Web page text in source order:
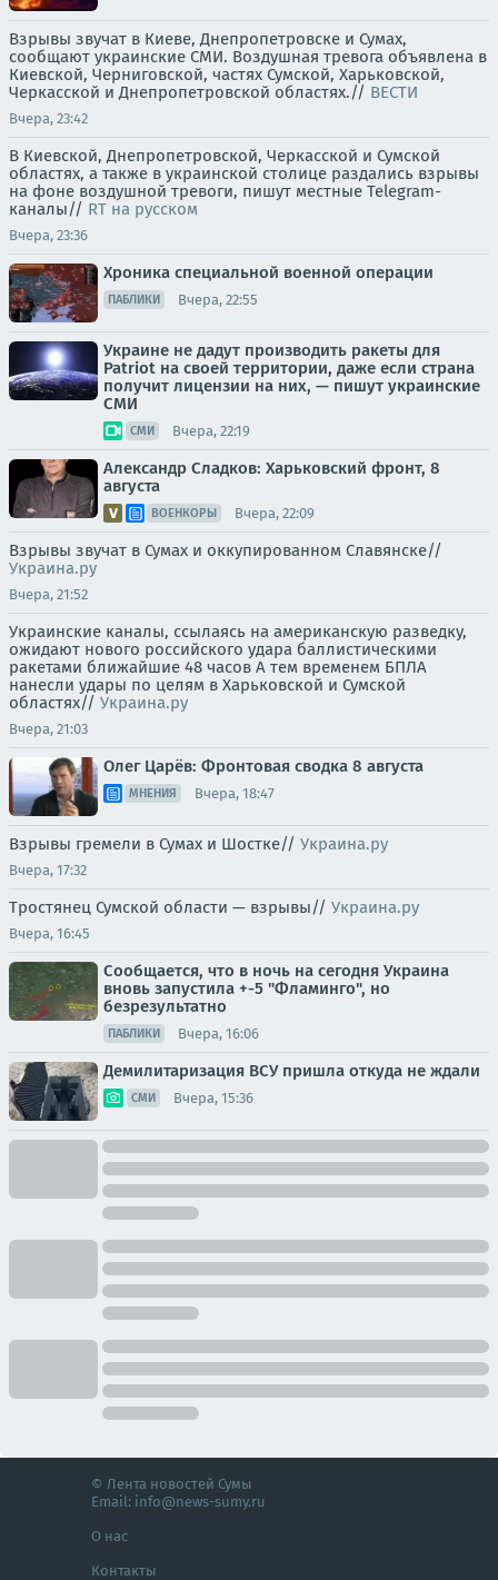
Взрывы звучат в Киеве, Днепропетровске и Сумах,
сообщают украинские СМИ. Воздушная тревога объявлена в
Киевской, Черниговской, частях Сумской, Харьковской,
Черкасской и Днепропетровской областях.// ВЕСТИ
Вчера, 23:42
В Киевской, Днепропетровской, Черкасской и Сумской
областях, а также в украинской столице раздались взрывы
на фоне воздушной тревоги, пишут местные Telegram-
каналы// RT на русском
Вчера, 23:36
Хроника специальной военной операции
ПАБЛИКИ Вчера, 22:55
Украине не дадут производить ракеты для
Patriot на своей территории, даже если страна
получит лицензии на них, — пишут украинские
СМИ
СМИ Вчера, 22:19
Александр Сладков: Харьковский фронт, 8
августа
ВОЕНКОРЫ Вчера, 22:09
Взрывы звучат в Сумах и оккупированном Славянске//
Украина.ру
Вчера, 21:52
Украинские каналы, ссылаясь на американскую разведку,
ожидают нового российского удара баллистическими
ракетами ближайшие 48 часов А тем временем БПЛА
нанесли удары по целям в Харьковской и Сумской
областях// Украина.ру
Вчера, 21:03
Олег Царёв: Фронтовая сводка 8 августа
МНЕНИЯ Вчера, 18:47
Взрывы гремели в Сумах и Шостке// Украина.ру
Вчера, 17:32
Тростянец Сумской области — взрывы// Украина.ру
Вчера, 16:45
Сообщается, что в ночь на сегодня Украина
вновь запустила +-5 "Фламинго", но
безрезультатно
ПАБЛИКИ Вчера, 16:06
Демилитаризация ВСУ пришла откуда не ждали
СМИ Вчера, 15:36
© Лента новостей Сумы
Email: info@news-sumy.ru
О нас
Контакты